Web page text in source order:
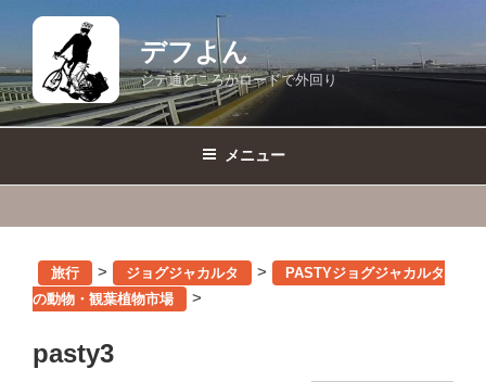
テ
ン
ツ
デフよん
ジテ通どころかロードで外回り
メニュー
旅行 > ジョグジャカルタ >
PASTYジョグジャカルタ
の動物・観葉植物市場
>
pasty3